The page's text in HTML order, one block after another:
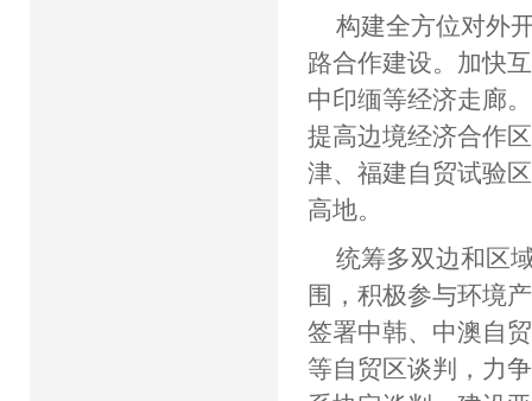
构建全方位对外
路合作建设。加快
中印缅等经济走廊
提高边境经济合作
津、福建自贸试验
高地。
统筹多双边和区
围，积极参与环境
签署中韩、中澳自
等自贸区谈判，力